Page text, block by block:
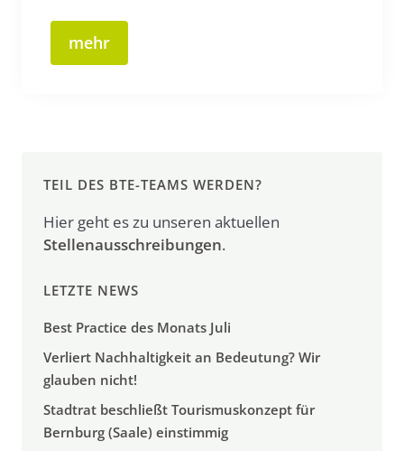
mehr
TEIL DES BTE-TEAMS WERDEN?
Hier geht es zu unseren aktuellen
Stellenausschreibungen.
LETZTE NEWS
Best Practice des Monats Juli
Verliert Nachhaltigkeit an Bedeutung? Wir
glauben nicht!
Stadtrat beschließt Tourismuskonzept für
Bernburg (Saale) einstimmig